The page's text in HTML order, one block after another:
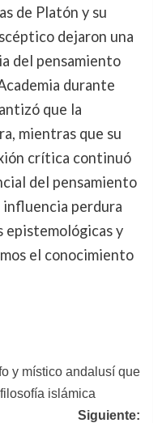
de Platón y su
dejaron una
del pensamiento
durante
que la
mientras que su
crítica continuó
del pensamiento
perdura
epistemológicas y
el conocimiento
y místico andalusí que
islámica
Siguiente: